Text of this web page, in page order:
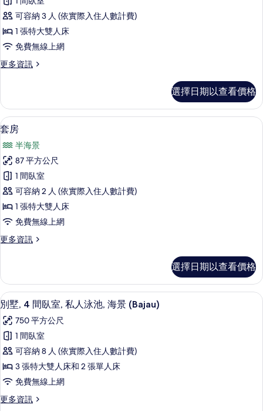
的
所
有
相
池,
海
景
(Jurang)
的
情
客
房,
海
景
(Wantilan)
所
有
相
片
可容納 3 人 (依實際入住人數計費)
1 張特大雙人床
免費無線上網
更多資訊
更
客
房,
海
(Wantilan)
的
詳
情
選擇日期以查看價格
顯
示
套
房
的
所
有
相
片
套房 | 高級寢具、客房內保險箱、免費
7
套房
半海景
87 平方公尺
1 間臥室
可容納 2 人 (依實際入住人數計費)
1 張特大雙人床
免費無線上網
更多資訊
更
的
詳
情
選擇日期以查看價格
顯
示
別
墅,
4
間
臥
室,
別墅, 4 間臥室, 私人泳池, 海景 (Bajau)
10
別墅, 4 間臥室, 私人泳池, 海景 (Bajau)
750 平方公尺
1 間臥室
可容納 8 人 (依實際入住人數計費)
3 張特大雙人床和 2 張單人床
免費無線上網
更多資訊
更